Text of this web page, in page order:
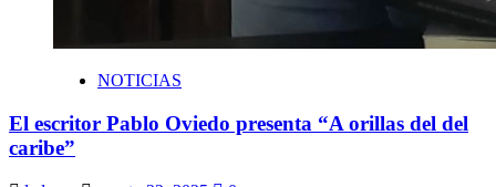
NOTICIAS
El escritor Pablo Oviedo presenta “A orillas del del
caribe”